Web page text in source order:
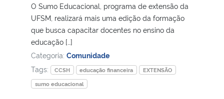
Ministério de Minas e Energia
Ministério da Ciência, Tecnologia, Inovações e Comunicações
Ministério do Meio Ambiente
Ministério do Turismo
O Sumo Educacional, programa de extensão da
UFSM, realizará mais uma edição da formação
que busca capacitar docentes no ensino da
educação […]
Categoria: Comunidade
Tags:
CCSH educação financeira
EXTENSÃO
sumo educacional